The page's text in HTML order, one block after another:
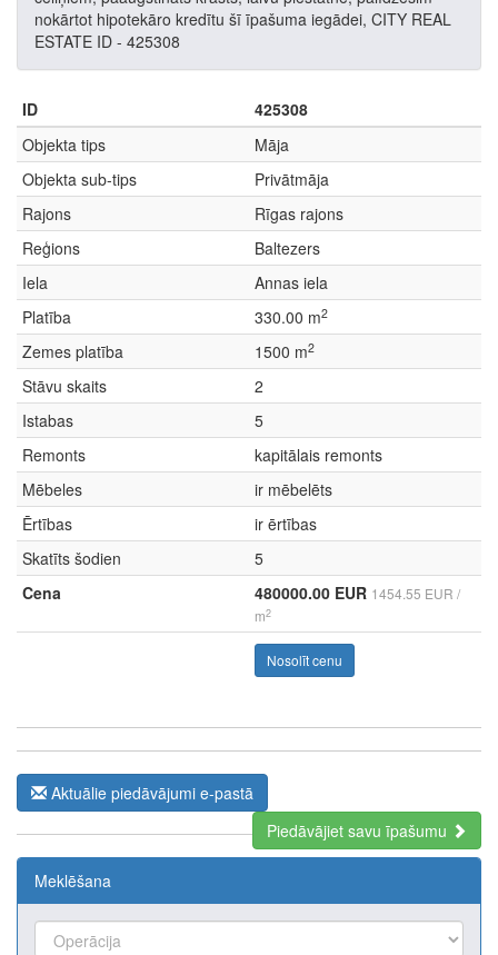
nokārtot hipotekāro kredītu šī īpašuma iegādei, CITY REAL
ESTATE ID - 425308
ID
425308
Objekta tips
Māja
Objekta sub-tips
Privātmāja
Rajons
Rīgas rajons
Reģions
Baltezers
Iela
Annas iela
Platība
330.00 m2
Zemes platība 1500 m2
Stāvu skaits
2
Istabas
5
Remonts
kapitālais remonts
Mēbeles
ir mēbelēts
Ērtības
ir ērtības
Skatīts šodien
5
Cena
480000.00 EUR 1454.55 EUR /
m2
Nosolīt cenu
Aktuālie piedāvājumi e-pastā
Piedāvājiet savu īpašumu
Meklēšana